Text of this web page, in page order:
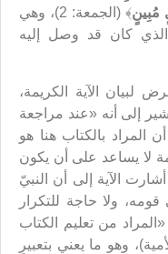
مُبِينٍ
﴾ (الجمعة: 2)، وهي
كان قد وصل إليه
لبيان الآية الكريمة،
إلى أنه «عند مراجعة
المراد بالكتاب هنا هو
لا يساعد على أن يكون
الآية إلى أن النبيّ
ولا حاجة للتكرار
من تعليم الكتاب
وهو ما يعني بتعبيرٍ